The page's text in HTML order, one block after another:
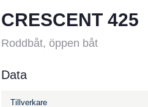
CRESCENT 425
Roddbåt, öppen båt
Data
Tillverkare